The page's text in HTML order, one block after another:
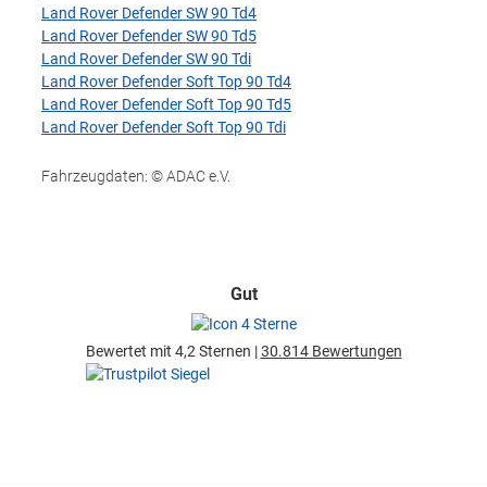
Land Rover Defender SW 90 Td4
Land Rover Defender SW 90 Td5
Land Rover Defender SW 90 Tdi
Land Rover Defender Soft Top 90 Td4
Land Rover Defender Soft Top 90 Td5
Land Rover Defender Soft Top 90 Tdi
Fahrzeugdaten: © ADAC e.V.
Gut
Bewertet mit 4,2 Sternen |30.814 Bewertungen